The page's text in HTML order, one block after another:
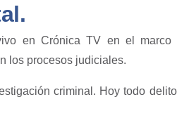
en Crónica TV en el marco
los procesos judiciales.
criminal. Hoy todo